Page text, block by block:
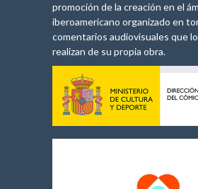
promoción de la creación en el
iberoamericano organizado en
comentarios audiovisuales que
realizan de su propia obra.